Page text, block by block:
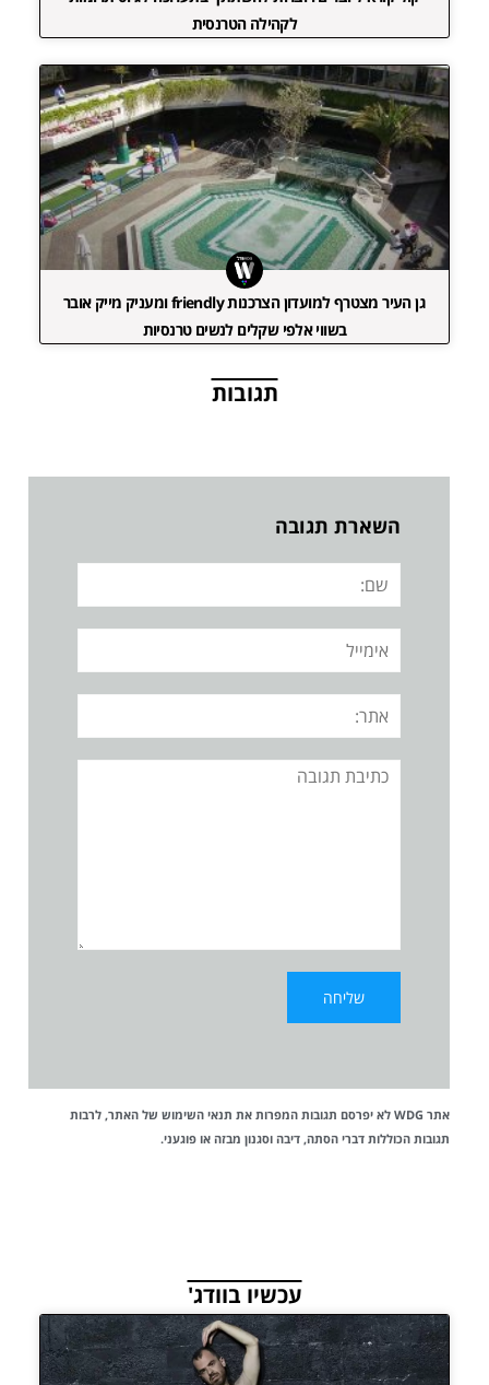
לקהילה הטרנסית
גן העיר מצטרף למועדון הצרכנות friendly ומעניק מייק אובר
בשווי אלפי שקלים לנשים טרנסיות
תגובות
השארת תגובה
שם:
אימייל
אתר:
תגובה
אתר WDG לא יפרסם תגובות המפרות את תנאי השימוש של האתר, לרבות
תגובות הכוללות דברי הסתה, דיבה וסגנון מבזה או פוגעני.
עכשיו בוודג'